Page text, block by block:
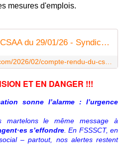
mesures d'emplois.
COMPTE RENDU du CSAA du 29/01/26 - Syndicat AetI-UNSA Académie Reims
ET EN DANGER !!!
sonne l’alarme : l’urgence
martelons le même message à
s’effondre . En FSSSCT, en
– partout, nos alertes restent